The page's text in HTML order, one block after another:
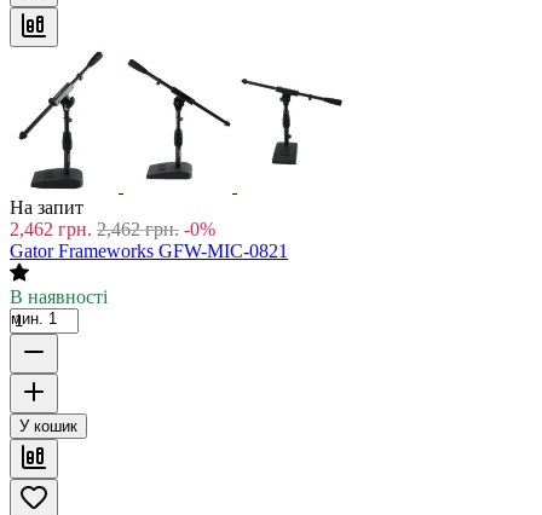
На запит
2,462 грн. 2,462 грн. -0%
Gator Frameworks GFW-MIC-0821
В наявності
мин. 1
У кошик